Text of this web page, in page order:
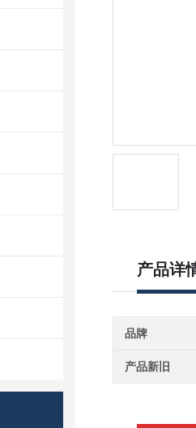
产品详
品牌
产品新旧